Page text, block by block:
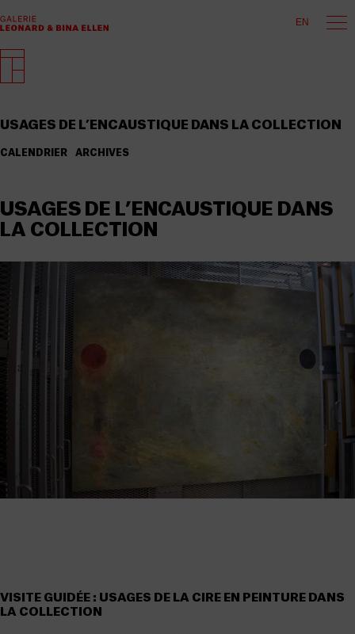
EN
USAGES DE L’ENCAUSTIQUE DANS LA COLLECTION
CALENDRIER ARCHIVES
USAGES DE L’ENCAUSTIQUE DANS
LA COLLECTION
VISITE GUIDÉE : USAGES DE LA CIRE EN PEINTURE DANS
LA COLLECTION